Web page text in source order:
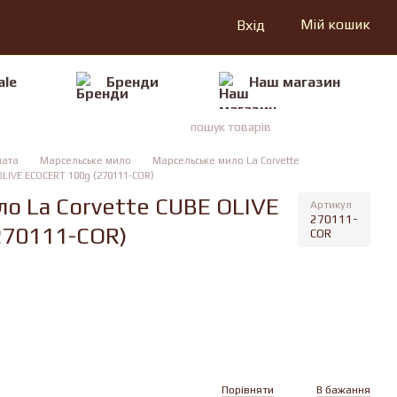
Вхід Мій кошик
Бренди Наш магазин
Марсельське мило
Марсельське мило La Corvette
ECOCERT 100g (270111-COR)
La Corvette CUBE OLIVE
COR)
Артикул
270111-
COR
Порівняти В бажання